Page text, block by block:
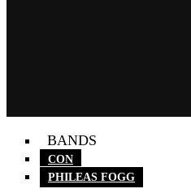
BANDS
CON
PHILEAS FOGG